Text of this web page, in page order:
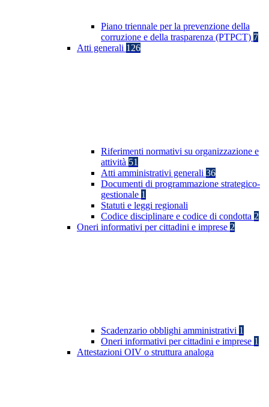
Piano triennale per la prevenzione della
corruzione e della trasparenza (PTPCT) 7
Atti generali 126
Riferimenti normativi su organizzazione e
attività 51
Atti amministrativi generali 36
Documenti di programmazione strategico-
gestionale 1
Statuti e leggi regionali
Codice disciplinare e codice di condotta 2
Oneri informativi per cittadini e imprese 2
Scadenzario obblighi amministrativi 1
Oneri informativi per cittadini e imprese 1
Attestazioni OIV o struttura analoga